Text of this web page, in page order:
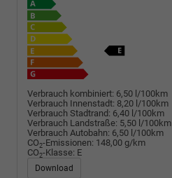
Verbrauch kombiniert: 6,50 l/100km
Verbrauch Innenstadt: 8,20 l/100km
Verbrauch Stadtrand: 6,40 l/100km
Verbrauch Landstraße: 5,50 l/100km
Verbrauch Autobahn: 6,50 l/100km
CO2-Emissionen: 148,00 g/km
CO2-Klasse: E
Download